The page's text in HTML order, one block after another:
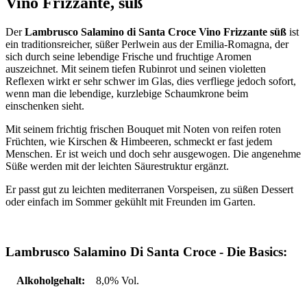
DerLambrusco Salamino di Santa Croce Vino Frizzante süß ist
ein traditionsreicher, süßer Perlwein aus der Emilia-Romagna, der
sich durch seine lebendige Frische und fruchtige Aromen
auszeichnet. Mit seinem tiefen Rubinrot und seinen violetten
Reflexen wirkt er sehr schwer im Glas, dies verfliege jedoch sofort,
wenn man die lebendige, kurzlebige Schaumkrone beim
einschenken sieht.
Mit seinem frichtig frischen Bouquet mit Noten von reifen roten
Früchten, wie Kirschen & Himbeeren, schmeckt er fast jedem
Menschen. Er ist weich und doch sehr ausgewogen. Die angenehme
Süße werden mit der leichten Säurestruktur ergänzt.
Er passt gut zu leichten mediterranen Vorspeisen, zu süßen Dessert
oder einfach im Sommer gekühlt mit Freunden im Garten.
Lambrusco Salamino Di Santa Croce - Die Basics:
Alkoholgehalt:
8,0% Vol.